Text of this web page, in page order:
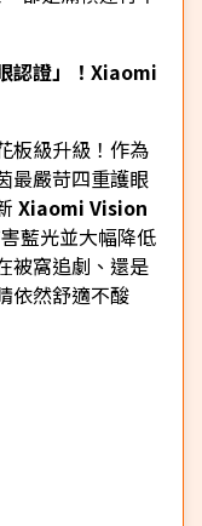
認證」！Xiaomi
板級升級！作為
最嚴苛四重護眼
Xiaomi Vision
藍光並大幅降低
被窩追劇、還是
依然舒適不酸